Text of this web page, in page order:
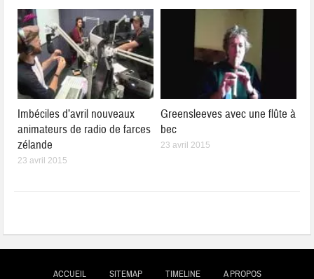
Imbéciles d’avril nouveaux
animateurs de radio de farces
zélande
23 avril 2015
Greensleeves avec une flûte à
bec
23 avril 2015
ACCUEIL SITEMAP TIMELINE A PROPOS